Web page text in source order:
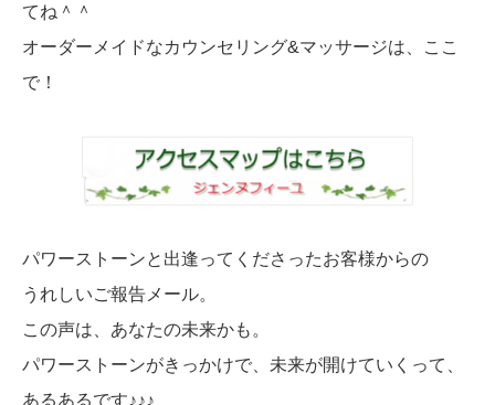
てね＾＾
オーダーメイドなカウンセリング&マッサージは、ここ
で！
パワーストーンと出逢ってくださったお客様からの
うれしいご報告メール。
この声は、あなたの未来かも。
パワーストーンがきっかけで、未来が開けていくって、
あるあるです♪♪♪